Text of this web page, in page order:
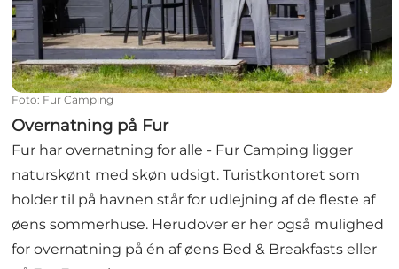
Foto: Fur Camping
Overnatning på Fur
Fur har overnatning for alle - Fur Camping ligger
naturskønt med skøn udsigt. Turistkontoret som
holder til på havnen står for udlejning af de fleste af
øens sommerhuse. Herudover er her også mulighed
for overnatning på én af øens Bed & Breakfasts eller